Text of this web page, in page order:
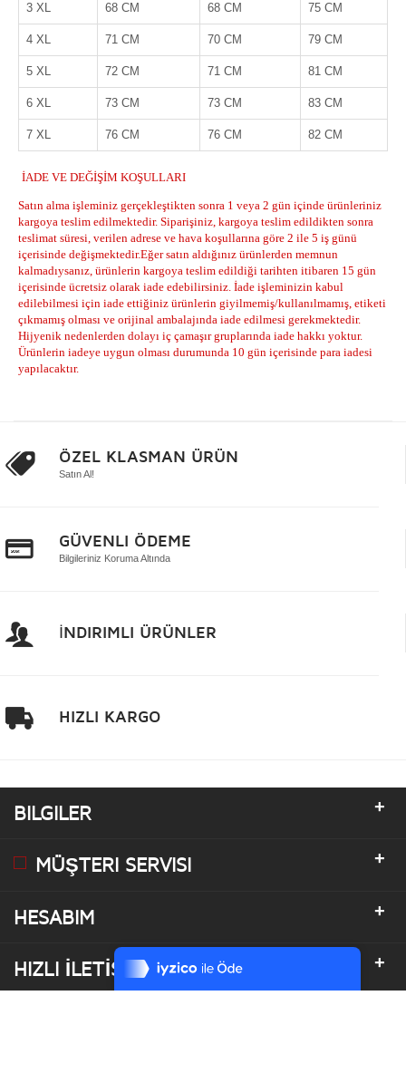
7/24 Canlı Destek
%100 Sorunsuz Alışveriş
3 XL 68 CM 68 CM 75 CM
4 XL 71 CM 70 CM 79 CM
5 XL 72 CM 71 CM 81 CM
6 XL 73 CM 73 CM 83 CM
7 XL 76 CM 76 CM 82 CM
İADE VE DEĞİŞİM KOŞULLARI
Satın alma işleminiz gerçekleştikten sonra 1 veya 2 gün içinde ürünleriniz
kargoya teslim edilmektedir. Siparişiniz, kargoya teslim edildikten sonra
teslimat süresi, verilen adrese ve hava koşullarına göre 2 ile 5 iş günü
içerisinde değişmektedir.Eğer satın aldığınız ürünlerden memnun
kalmadıysanız, ürünlerin kargoya teslim edildiği tarihten itibaren 15 gün
içerisinde ücretsiz olarak iade edebilirsiniz. İade işleminizin kabul
edilebilmesi için iade ettiğiniz ürünlerin giyilmemiş/kullanılmamış, etiketi
çıkmamış olması ve orijinal ambalajında iade edilmesi gerekmektedir.
Hijyenik nedenlerden dolayı iç çamaşır gruplarında iade hakkı yoktur.
Ürünlerin iadeye uygun olması durumunda 10 gün içerisinde para iadesi
yapılacaktır.
ÖZEL KLASMAN ÜRÜN
Satın Al!
GÜVENLI ÖDEME
Bilgileriniz Koruma Altında
İNDIRIMLI ÜRÜNLER
HIZLI KARGO
BILGILER +
MÜŞTERI SERVISI +
HESABIM +
HIZLI İLETİSİM +